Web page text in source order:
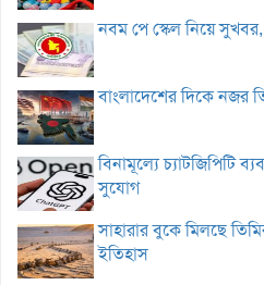
নবম পে স্কেল নিয়ে সুখবর,
বাংলাদেশের দিকে নজর
বিনামূল্যে চ্যাটজিপিটি
সুযোগ
সাহারার বুকে মিলছে
ইতিহাস